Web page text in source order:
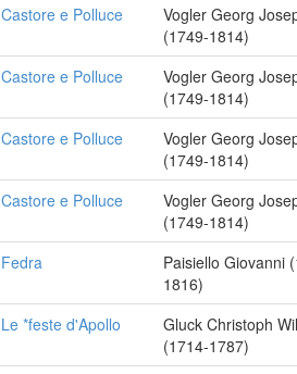
Castore e Polluce
Vogler Georg
(1749-1814)
Castore e Polluce
Vogler Georg
(1749-1814)
Castore e Polluce
Vogler Georg
(1749-1814)
Castore e Polluce
Vogler Georg
(1749-1814)
Fedra
Paisiello Giovanni
1816)
Le *feste d'Apollo
Gluck Christoph
(1714-1787)